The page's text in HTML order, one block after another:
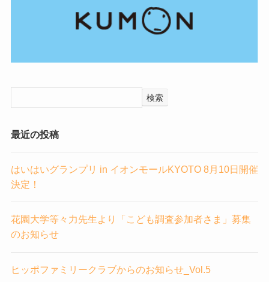
検索
最近の投稿
はいはいグランプリ in イオンモールKYOTO 8月10日開催
決定！
花園大学等々力先生より「こども調査参加者さま」募集
のお知らせ
ヒッポファミリークラブからのお知らせ_Vol.5